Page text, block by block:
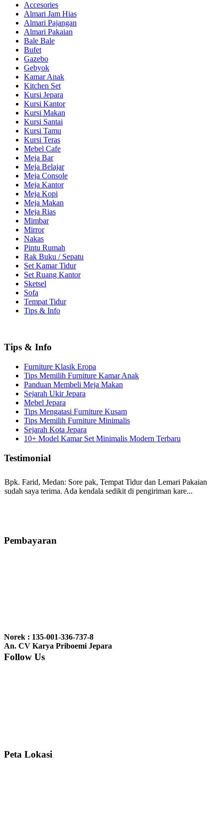
Accesories
Almari Jam Hias
Almari Pajangan
Almari Pakaian
Bale Bale
Bufet
Gazebo
Gebyok
Kamar Anak
Kitchen Set
Kursi Jepara
Kursi Kantor
Kursi Makan
Kursi Santai
Kursi Tamu
Kursi Teras
Mebel Cafe
Meja Bar
Meja Belajar
Meja Console
Meja Kantor
Meja Kopi
Meja Makan
Meja Rias
Mimbar
Mirror
Nakas
Pintu Rumah
Rak Buku / Sepatu
Set Kamar Tidur
Set Ruang Kantor
Sketsel
Sofa
Tempat Tidur
Tips & Info
Tips & Info
Furniture Klasik Eropa
Tips Memilih Furniture Kamar Anak
Panduan Membeli Meja Makan
Sejarah Ukir Jepara
Mebel Jepara
Tips Mengatasi Furniture Kusam
Tips Memilih Furniture Minimalis
Sejarah Kota Jepara
10+ Model Kamar Set Minimalis Modern Terbaru
Testimonial
Bpk. Farid, Medan: Sore pak, Tempat Tidur dan Lemari Pakaian
sudah saya terima. Ada kendala sedikit di pengiriman kare...
bale2 dan kursi teras saya sudah saya terima dan p...
nyesel deh beli geby...
Pembayaran
Norek : 135-001-336-737-8
An. CV Karya Priboemi Jepara
Follow Us
Peta Lokasi